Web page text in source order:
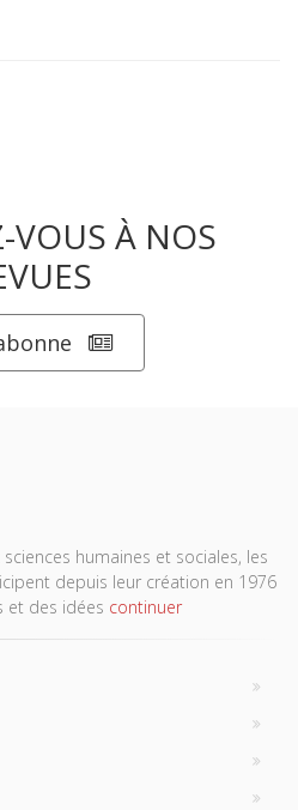
À NOS
humaines et sociales, les
depuis leur création en 1976
et des idées continuer